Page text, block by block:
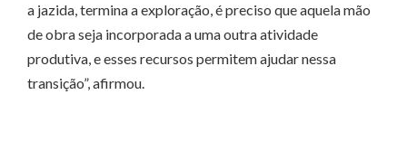
a jazida, termina a exploração, é preciso que aquela mão
de obra seja incorporada a uma outra atividade
produtiva, e esses recursos permitem ajudar nessa
transição”, afirmou.